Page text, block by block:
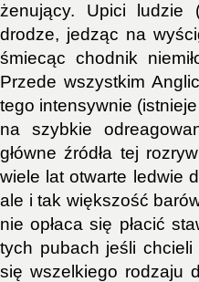
żenujący. Upici ludzie
drodze, jedząc na
śmiecąc chodnik
Przede wszystkim
tego intensywnie
na szybkie
główne źródła tej
wiele lat otwarte ledwie
ale i tak większość
nie opłaca się płacić
tych pubach jeśli
się wszelkiego rodzaju